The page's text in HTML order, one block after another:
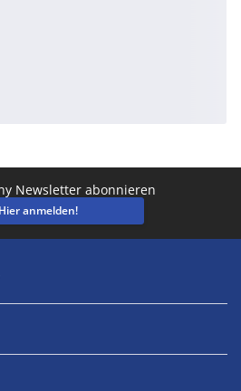
Newsletter abonnieren
Hier anmelden!